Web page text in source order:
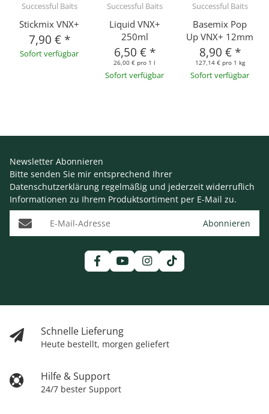
Successful Baits
Stickmix VNX+
7,90 € *
Sofort verfügbar
Successful Baits
Liquid VNX+
250ml
6,50 € *
26,00 € pro 1 l
Sofort verfügbar
Successful Baits
Basemix Pop
Up VNX+ 12mm
8,90 € *
127,14 € pro 1 kg
Sofort verfügbar
Schnelle Lieferung
Heute bestellt, morgen geliefert
Hilfe & Support
24/7 bester Support
Newsletter Abonnieren
Bitte senden Sie mir entsprechend Ihrer
Datenschutzerklärung regelmäßig und jederzeit widerruflich
Informationen zu Ihrem Produktsortiment per E-Mail zu.
E-Mail-Adresse Abonnieren